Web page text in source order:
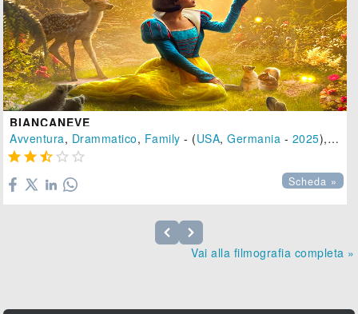
BIANCANEVE
Avventura, Drammatico, Family - (USA,Germania - 2025), 109 min.
    
Scheda »
Vai alla filmografia completa »